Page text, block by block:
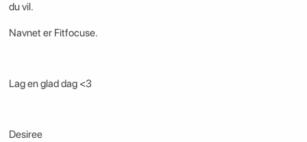
du vil.
Navnet er Fitfocuse.
Lag en glad dag <3
Desiree